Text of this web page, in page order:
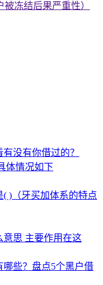
冻结后果严重性）
没有你借过的？
体情况如下
)（牙买加体系的特点
意思 主要作用在这
哪些？盘点5个黑户借